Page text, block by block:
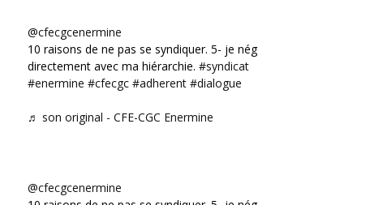
@cfecgcenermine
10 raisons de ne pas se syndiquer. 5- je négocie
directement avec ma hiérarchie. #syndicat
#enermine #cfecgc #adherent #dialogue
♬ son original - CFE-CGC Enermine
@cfecgcenermine